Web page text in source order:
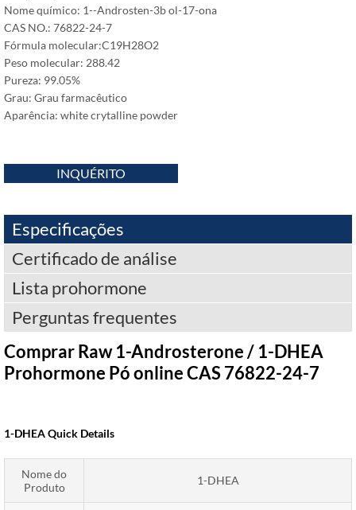
Nome químico: 1--Androsten-3b ol-17-ona
CAS NO.: 76822-24-7
Fórmula molecular:C19H28O2
Peso molecular: 288.42
Pureza: 99.05%
Grau: Grau farmacêutico
Aparência: white crytalline powder
INQUÉRITO
Especificações
Certificado de análise
Lista prohormone
Perguntas frequentes
Comprar Raw 1-Androsterone / 1-DHEA
Prohormone Pó online CAS 76822-24-7
1-DHEA Quick Details
Nome do
Produto
1-DHEA